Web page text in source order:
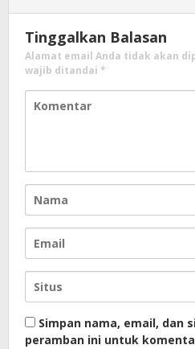
Tinggalkan Balasan
Alamat email Anda tidak akan
wajib ditandai *
Simpan nama, email, dan
peramban ini untuk